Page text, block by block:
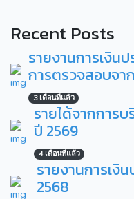
Recent Posts
รายงานการเงิน
การตรวจสอบจา
3 เดือนที่แล้ว
รายได้จากการ
ปี 2569
4 เดือนที่แล้ว
รายงานการเงิ
2568